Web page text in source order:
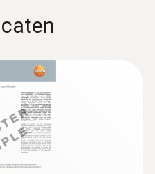
(TE Typ T)